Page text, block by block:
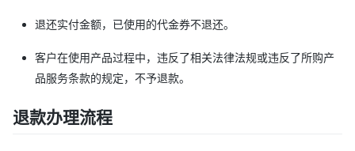
退还实付金额，已使用的代金券不退还。
客户在使用产品过程中，违反了相关法律法规或违反了所购产
品服务条款的规定，不予退款。
退款办理流程